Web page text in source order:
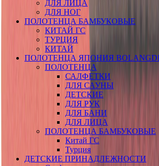
ДЛЯ ЛИЦА
ДЛЯ НОГ
ПОЛОТЕНЦА БАМБУКОВЫЕ
КИТАЙ ГС
ТУРЦИЯ
КИТАЙ
ПОЛОТЕНЦА ЯПОНИЯ
ПОЛОТЕНЦА
САЛФЕТКИ
ДЛЯ САУНЫ
ДЕТСКИЕ
ДЛЯ РУК
ДЛЯ БАНИ
ДЛЯ ЛИЦА
ПОЛОТЕНЦА БАМБУКОВЫЕ
Китай ГС
Турция
ДЕТСКИЕ ПРИНАДЛЕЖНОСТИ